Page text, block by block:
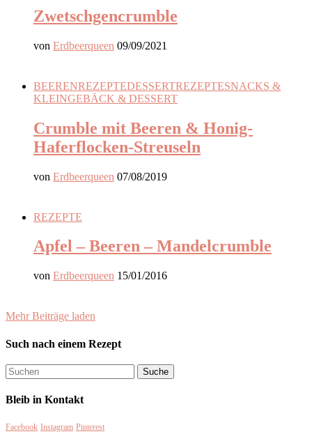
Zwetschgencrumble
von Erdbeerqueen 09/09/2021
BEERENREZEPTEDESSERTREZEPTESNACKS &
KLEINGEBÄCK & DESSERT
Crumble mit Beeren & Honig-
Haferflocken-Streuseln
von Erdbeerqueen 07/08/2019
REZEPTE
Apfel – Beeren – Mandelcrumble
von Erdbeerqueen 15/01/2016
Mehr Beiträge laden
Such nach einem Rezept
Bleib in Kontakt
Facebook Instagram Pinterest